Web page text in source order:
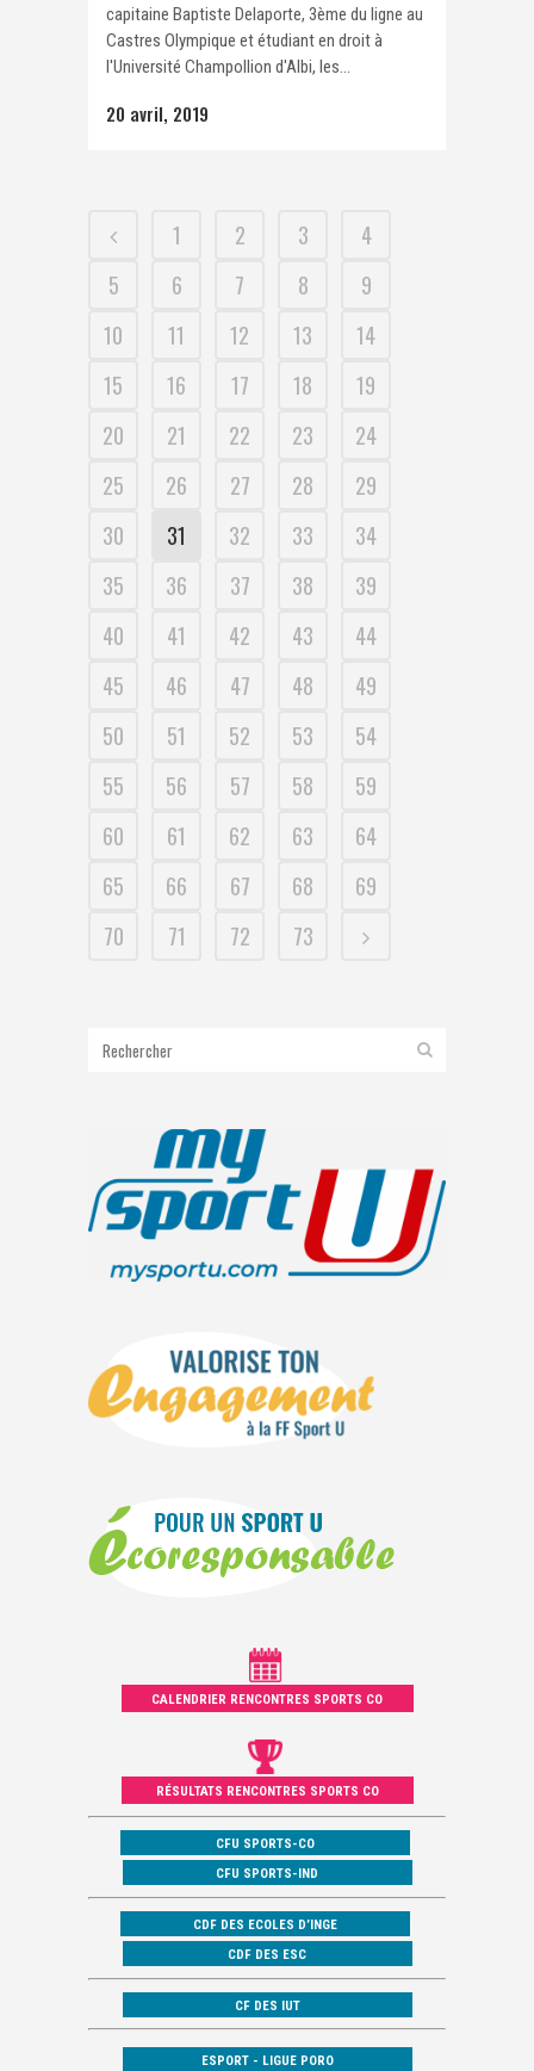
capitaine Baptiste Delaporte, 3ème du ligne au
Castres Olympique et étudiant en droit à
l'Université Champollion d'Albi, les...
20 avril, 2019
1 2 3
4
5
6 7 8
9
10
11 12 13
14
15
16 17 18
19
20
21 22 23
24
25
26 27 28
29
30
31 32 33
34
35
36 37 38
39
40
41 42 43
44
45
46 47 48
49
50
51 52 53
54
55
56 57 58
59
60
61 62 63
64
65
66 67 68
69
70
71 72 73
CALENDRIER RENCONTRES SPORTS CO
RÉSULTATS RENCONTRES SPORTS CO
CFU SPORTS-CO
CFU SPORTS-IND
CDF DES ECOLES D’INGE
CDF DES ESC
CF DES IUT
ESPORT - LIGUE PORO